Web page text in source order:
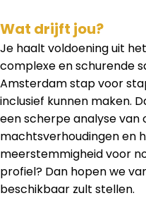
Wat drijft jou?
Je haalt voldoening uit
complexe en schurende
Amsterdam stap voor
inclusief kunnen maken.
een scherpe analyse van
machtsverhoudingen en
meerstemmigheid voor
profiel? Dan hopen we
beschikbaar zult stellen.